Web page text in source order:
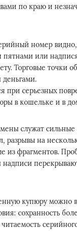
по краю и
номер
пятнами или
Торговые точки
деньгами.
при серьезных
в кошельке и в
служат сильные
разрывы на
из фрагментов.
надписи
купюру можно
сохранность